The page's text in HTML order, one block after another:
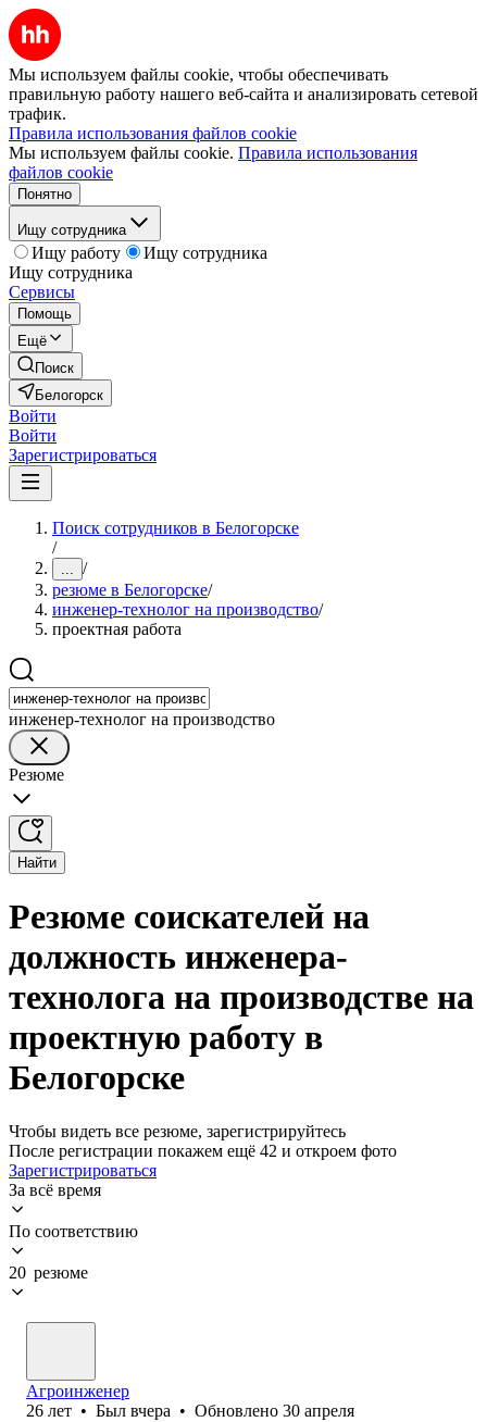
Мы используем файлы cookie, чтобы обеспечивать
правильную работу нашего веб-сайта и анализировать сетевой
трафик.
Правила использования файлов cookie
Мы используем файлы cookie. Правила использования
файлов cookie
Понятно
Ищу сотрудника
Ищу работу
Ищу сотрудника
Ищу сотрудника
Сервисы
Помощь
Ещё
Поиск
Белогорск
Войти
Войти
Зарегистрироваться
Поиск сотрудников в Белогорске
/
... /
резюме в Белогорске/
инженер-технолог на производство/
проектная работа
инженер-технолог на производство
Резюме
Найти
Резюме соискателей на
должность инженера-
технолога на производстве на
проектную работу в
Белогорске
Чтобы видеть все резюме, зарегистрируйтесь
После регистрации покажем ещё 42 и откроем фото
Зарегистрироваться
За всё время
По соответствию
20 резюме
Агроинженер
26 лет • Был вчера • Обновлено 30 апреля